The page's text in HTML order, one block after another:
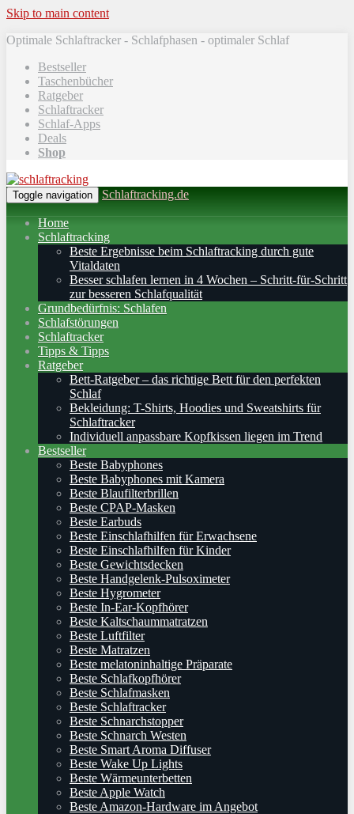
Skip to main content
Optimale Schlaftracker - Schlafphasen - optimaler Schlaf
Bestseller
Taschenbücher
Ratgeber
Schlaftracker
Schlaf-Apps
Deals
Shop
Toggle navigation Schlaftracking.de
Home
Schlaftracking
Beste Ergebnisse beim Schlaftracking durch gute
Vitaldaten
Besser schlafen lernen in 4 Wochen – Schritt‑für‑Schritt
zur besseren Schlafqualität
Grundbedürfnis: Schlafen
Schlafstörungen
Schlaftracker
Tipps & Tipps
Ratgeber
Bett-Ratgeber – das richtige Bett für den perfekten
Schlaf
Bekleidung: T-Shirts, Hoodies und Sweatshirts für
Schlaftracker
Individuell anpassbare Kopfkissen liegen im Trend
Bestseller
Beste Babyphones
Beste Babyphones mit Kamera
Beste Blaufilterbrillen
Beste CPAP-Masken
Beste Earbuds
Beste Einschlafhilfen für Erwachsene
Beste Einschlafhilfen für Kinder
Beste Gewichtsdecken
Beste Handgelenk-Pulsoximeter
Beste Hygrometer
Beste In-Ear-Kopfhörer
Beste Kaltschaummatratzen
Beste Luftfilter
Beste Matratzen
Beste melatoninhaltige Präparate
Beste Schlafkopfhörer
Beste Schlafmasken
Beste Schlaftracker
Beste Schnarchstopper
Beste Schnarch Westen
Beste Smart Aroma Diffuser
Beste Wake Up Lights
Beste Wärmeunterbetten
Beste Apple Watch
Beste Amazon-Hardware im Angebot